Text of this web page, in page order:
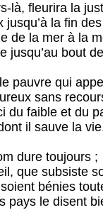
là, fleurira la
jusqu’à la fin
de la mer à la
jusqu’au bout
pauvre qui
sans
du faible et du
il sauve la
dure toujours ;
que subsiste
bénies
pays le disent